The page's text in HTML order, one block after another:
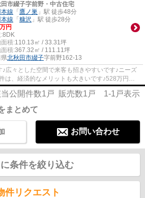
市綴子字前野・中古住宅
線 「 鷹ノ巣 」駅 徒歩48分
線 「 糠沢 」駅 徒歩28分
円
8DK
積:110.13㎡ / 33.31坪
積:367.32㎡ / 111.11坪
北秋田市綴子字前野162-13
広々とした空間で来客も招きやすいです♪ニーズ
は、経済的なメリットも大きいです♪528万円の
回紹介するのは、建...
公開件数1 戸 販売数1 戸 1-1 戸表示
まとめて
お問い合わせ
条件を絞り込む
件リクエスト